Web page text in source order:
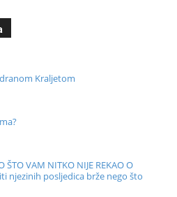
Kraljetom
VAM NITKO NIJE REKAO O
njezinih posljedica brže nego što